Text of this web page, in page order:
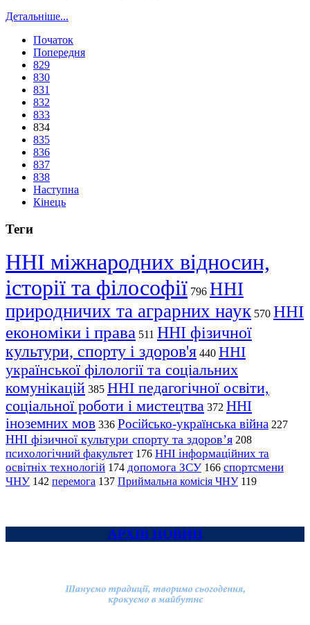
Детальніше...
Початок
Попередня
829
830
831
832
833
834
835
836
837
838
Наступна
Кінець
Теги
ННІ міжнародних відносин,
історії та філософії 796 ННІ
природничих та аграрних наук 570 ННІ
економіки і права 511 ННІ фізичної
культури, спорту і здоров'я 440 ННІ
української філології та соціальних
комунікацій 385 ННІ педагогічної освіти,
соціальної роботи і мистецтва 372 ННІ
іноземних мов 336 Російсько-українська війна 227
ННІ фізичної культури спорту та здоров’я 208
психологічний факультет 176 ННІ інформаційних та
освітніх технологій 174 допомога ЗСУ 166 спортсмени
ЧНУ 142 перемога 137 Приймальна комісія ЧНУ 119
АРХІВ НОВИН